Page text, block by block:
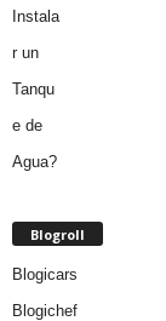
Blogroll
Blogicars
Blogichef